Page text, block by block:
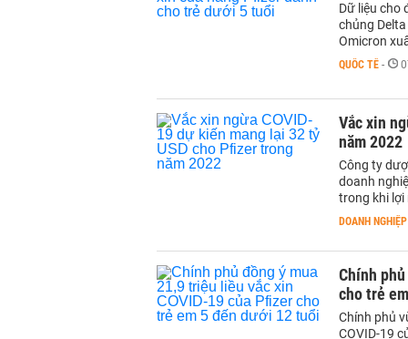
Dữ liệu cho
chủng
Omicron
QUỐC TẾ -
Vắc xin
năm 2022
Công ty
doanh
trong khi lợi
DOANH NGHIỆP
Chính
cho trẻ
Chính phủ
COVID-19